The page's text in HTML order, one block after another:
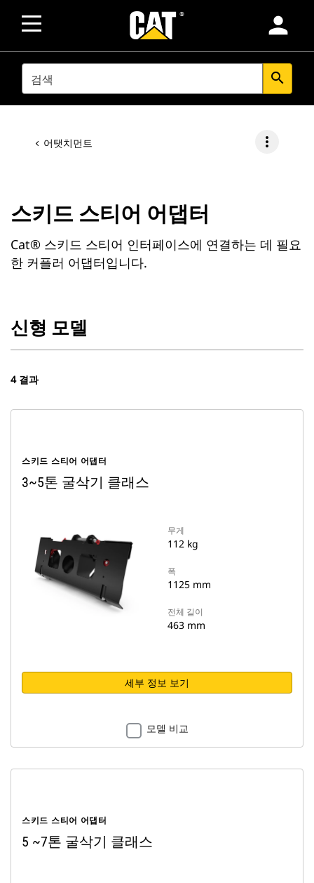
person
SEARCH search
어탯치먼트 more_vert
스키드 스티어 어댑터
Cat® 스키드 스티어 인터페이스에 연결하는 데 필요
한 커플러 어댑터입니다.
신형 모델
4 결과
스키드 스티어 어댑터
3~5톤 굴삭기 클래스
무게
112 kg
폭
1125 mm
전체 길이
463 mm
세부 정보 보기
모델 비교
스키드 스티어 어댑터
5 ~7톤 굴삭기 클래스